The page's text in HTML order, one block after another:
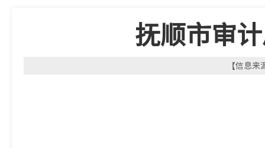
抚顺市审
【信息